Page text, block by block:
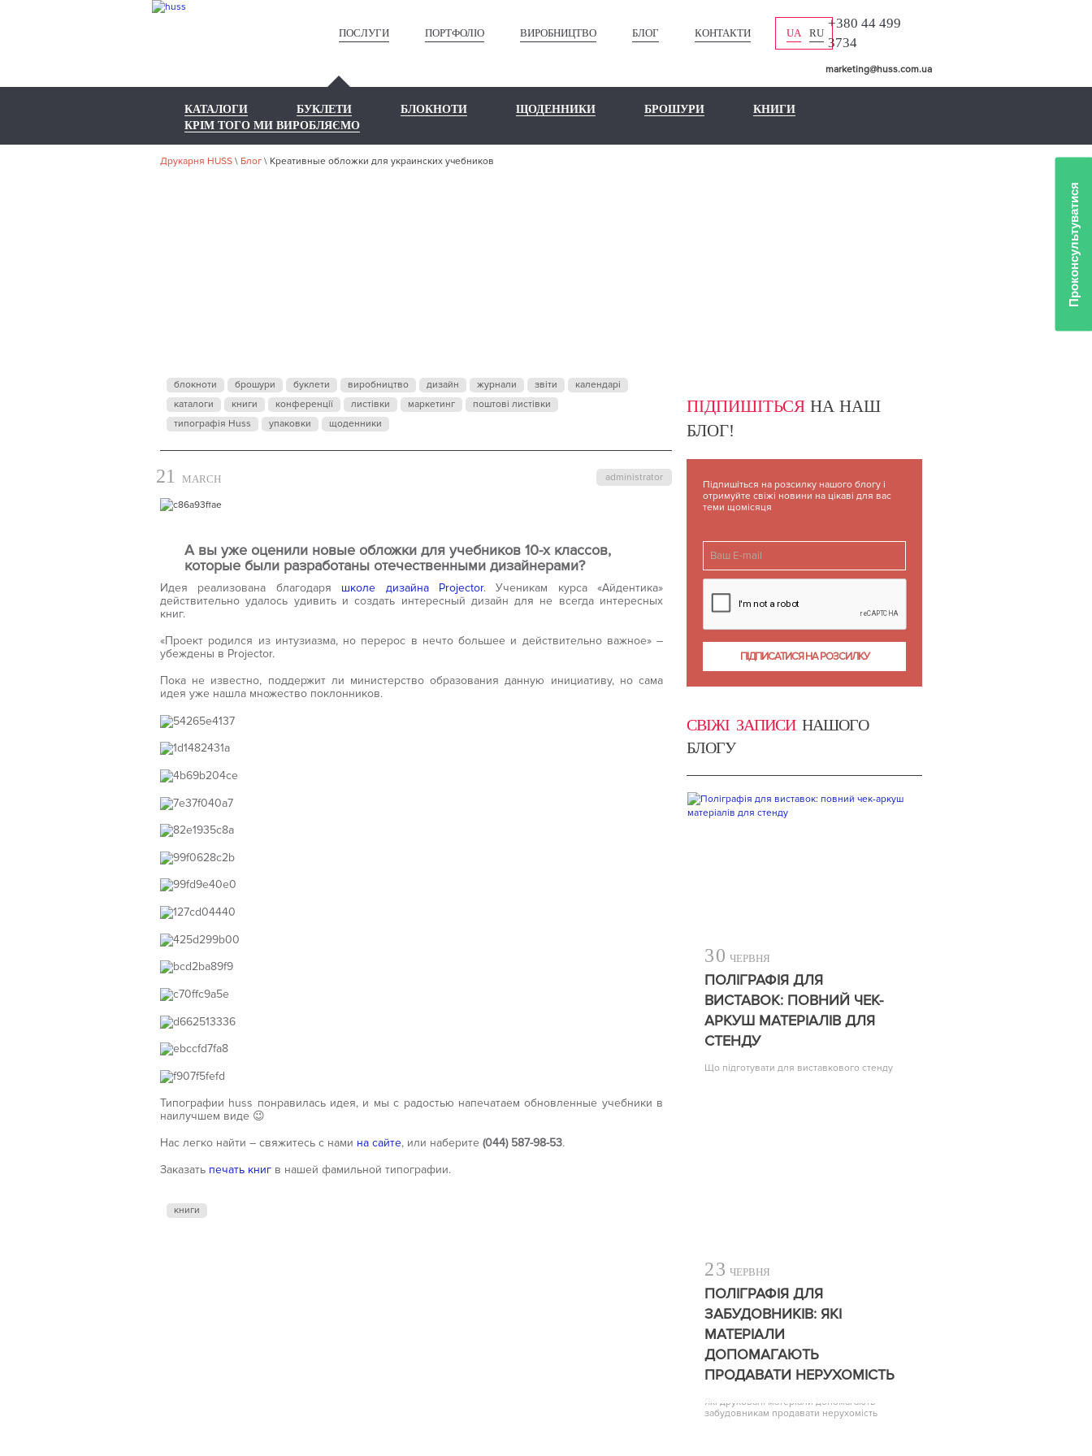
ПОСЛУГИ ПОРТФОЛІО ВИРОБНИЦТВО БЛОГ КОНТАКТИ UA RU
+380 44 499
3734
marketing@huss.com.ua
КАТАЛОГИ БУКЛЕТИ БЛОКНОТИ ЩОДЕННИКИ БРОШУРИ
КНИГИ
КРІМ ТОГО МИ ВИРОБЛЯЄМО
Друкарня HUSS \ Блог \ Креативные обложки для украинских учебников
УЧЕБНИКОВ
блокноти брошури буклети виробництво дизайн журнали звіти
календарі
каталоги
книги конференції листівки маркетинг
поштові листівки
типографія Huss
упаковки щоденники
administrator
21 MARCH
А вы уже оценили новые обложки для учебников 10-х классов,
которые были разработаны отечественными дизайнерами?
Идея реализована благодаря школе дизайна Projector. Ученикам курса «Айдентика»
действительно удалось удивить и создать интересный дизайн для не всегда интересных
книг.
«Проект родился из интузиазма, но перерос в нечто большее и действительно важное» –
убеждены в Projector.
Пока не известно, поддержит ли министерство образования данную инициативу, но сама
идея уже нашла множество поклонников.
Типографии huss понравилась идея, и мы с радостью напечатаем обновленные учебники в
наилучшем виде 😉
Нас легко найти – свяжитесь с нами на сайте, или наберите (044) 587-98-53.
Заказать печать книг в нашей фамильной типографии.
книги
ПІДПИШІТЬСЯ НА НАШ
БЛОГ!
Підпишіться на розсилку нашого блогу і
отримуйте свіжі новини на цікаві для вас
теми щомісяця
СВІЖІ ЗАПИСИНАШОГО
БЛОГУ
30 ЧЕРВНЯ
ПОЛІГРАФІЯ ДЛЯ
ВИСТАВОК: ПОВНИЙ ЧЕК-
АРКУШ МАТЕРІАЛІВ ДЛЯ
СТЕНДУ
Що підготувати для виставкового стенду
23 ЧЕРВНЯ
ПОЛІГРАФІЯ ДЛЯ
ЗАБУДОВНИКІВ: ЯКІ
МАТЕРІАЛИ
ДОПОМАГАЮТЬ
ПРОДАВАТИ НЕРУХОМІСТЬ
Які друковані матеріали допомагають
забудовникам продавати нерухомість
Проконсультуватися